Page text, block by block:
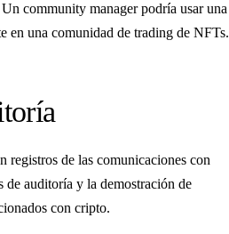
community manager podría usar una
en una comunidad de trading de NFTs.
registros de las comunicaciones con
de auditoría y la demostración de
con cripto.